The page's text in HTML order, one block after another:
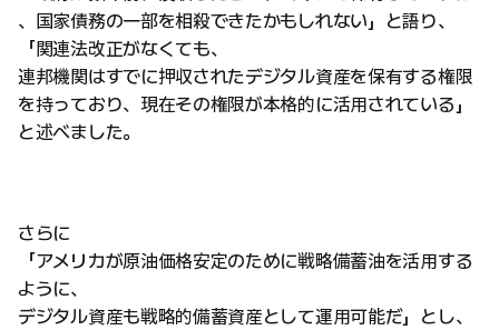
、国家債務の一部を相殺できたかもしれない」と語り、
「関連法改正がなくても、
連邦機関はすでに押収されたデジタル資産を保有する権限
を持っており、現在その権限が本格的に活用されている」
と述べました。
さらに
「アメリカが原油価格安定のために戦略備蓄油を活用する
ように、
デジタル資産も戦略的備蓄資産として運用可能だ」とし、